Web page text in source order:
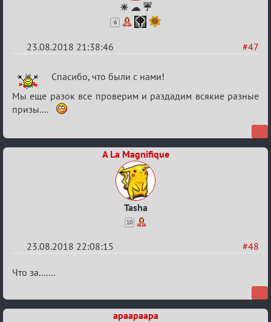
☀ ☁ ☔
6
#47
23.08.2018 21:38:46
Re:
Обсуждение
"Hot
Fuzz
Building"
Спасибо, что были с нами!
Мы еще разок все проверим и раздадим всякие разные
призы....
A La Magnifique
Tasha
10
#48
23.08.2018 22:08:15
Re:
"Hot
Что за.......
apaapaapa